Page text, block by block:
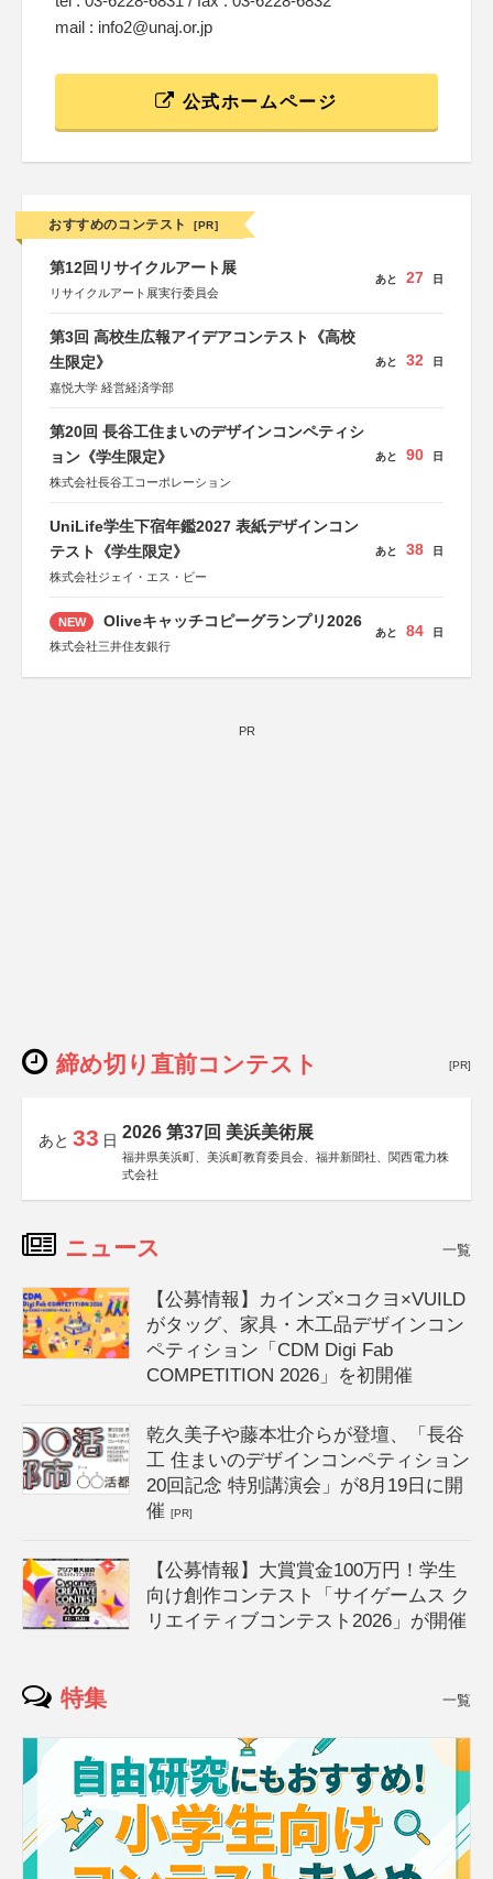
mail : info2@unaj.or.jp
公式ホームページ
おすすめのコンテスト [PR]
第12回リサイクルアート展
リサイクルアート展実行委員会
あと 27 日
第3回 高校生広報アイデアコンテスト《高校
生限定》
嘉悦大学 経営経済学部
あと 32 日
第20回 長谷工住まいのデザインコンペティシ
ョン《学生限定》
株式会社長谷工コーポレーション
あと 90 日
UniLife学生下宿年鑑2027 表紙デザインコン
テスト《学生限定》
株式会社ジェイ・エス・ビー
あと 38 日
NEW Oliveキャッチコピーグランプリ2026
株式会社三井住友銀行
あと 84 日
PR
締め切り直前コンテスト [PR]
あと 33 日 2026 第37回 美浜美術展
福井県美浜町、美浜町教育委員会、福井新聞社、関西電力株
式会社
ニュース 一覧
【公募情報】カインズ×コクヨ×VUILD
がタッグ、家具・木工品デザインコン
ペティション「CDM Digi Fab
COMPETITION 2026」を初開催
乾久美子や藤本壮介らが登壇、「長谷
工 住まいのデザインコンペティション
20回記念 特別講演会」が8月19日に開
催[PR]
【公募情報】大賞賞金100万円！学生
向け創作コンテスト「サイゲームス ク
リエイティブコンテスト2026」が開催
特集 一覧